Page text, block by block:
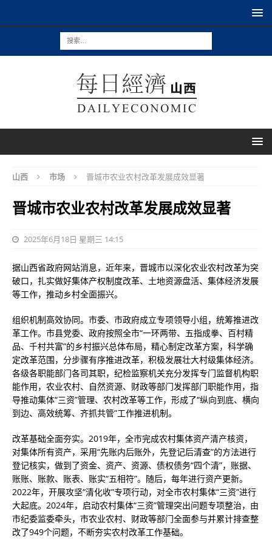
山西 市场 晋城市农业农村改革发展成效显著
晋城市农业农村改革发展成效显著
2025年6月18日 星期三 14:15
据山西省政府网站消息，近年来，晋城市以深化农业农村改革为突
破口，扎实做好集体产权制度改革、土地资源盘活、集体经济发展
等工作，推动乡村全面振兴。
组织机制高效协同。市委、市政府成立专项领导小组，统筹推进改
革工作。市县党委、政府按照全市“一环两带、五指成拳、百村精
品、千村共富”的乡村振兴总体布局，精心制定改革方案，科学确
定改革范围，分步骤有序推进改革，积极发展壮大村级集体经济。
各级各职能部门各司其职，纪检监察机关充分发挥专门监督机构职
能作用，农业农村、自然资源、财政等部门发挥部门职能作用，指
导推动集体“三资”管理、农村改革等工作，形成了“纵向到底、横向
到边、高效统筹、齐抓共管”工作推进机制。
改革基础全面夯实。2019年，全市完成农村集体资产清产核资，
对集体所有资产，采用“先账内后账外，先登记后清查”的方法进行
登记核实，做到了资金、资产、资源、债权债务“四个清”，账据、
账账、账款、账表、账实“五相符”。随后，每年进行资产更新。
2022年，开展攻坚“清化收”专项行动，对全市农村集体“三资”进行
大起底。2024年，启动农村集体“三资”管理突出问题专项整治，由
市纪委监委牵头，市农业农村、财政等部门全面参与并累计排查整
改了949个问题，不断夯实农村改革工作基础。